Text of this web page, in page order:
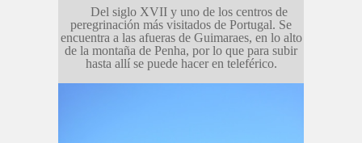
Del siglo XVII y uno de los centros de
peregrinación más visitados de Portugal. Se
encuentra a las afueras de Guimaraes, en lo alto
de la montaña de Penha, por lo que para subir
hasta allí se puede hacer en teleférico.